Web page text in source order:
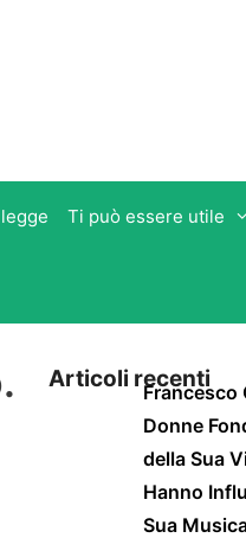
Ti può essere utile
Articoli recenti
Francesco
Donne
della Sua
Hanno
Sua